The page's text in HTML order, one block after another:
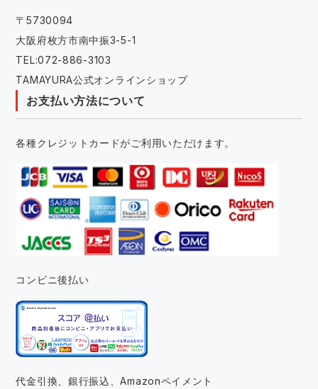
〒5730094
大阪府枚方市南中振3-5-1
TEL:072-886-3103
TAMAYURA公式オンラインショップ
お支払い方法について
各種クレジットカードがご利用いただけます。
コンビニ後払い
代金引換、銀行振込、Amazonペイメント